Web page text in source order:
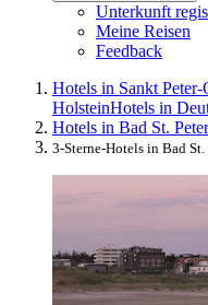
Unterkunft
Meine Reisen
Feedback
Hotels in Sankt
HolsteinHotels in
Hotels in Bad St.
3-Sterne-Hotels in Bad St.